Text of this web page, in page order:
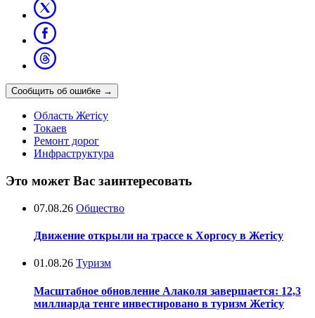
Сообщить об ошибке →
Область Жетісу
Токаев
Ремонт дорог
Инфраструктура
Это может Вас заинтересовать
07.08.26 Общество
Движение открыли на трассе к Хоргосу в Жетісу
01.08.26 Туризм
Масштабное обновление Алаколя завершается: 12,3
миллиарда тенге инвестировано в туризм Жетісу